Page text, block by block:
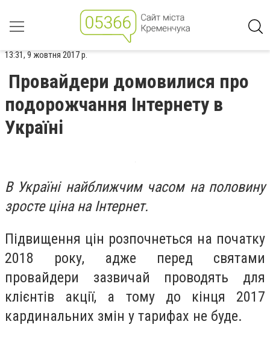
13:31, 9 жовтня 2017 р.
Провайдери домовилися про
подорожчання Інтернету в
Україні
В Україні найближчим часом на половину
зросте ціна на Інтернет.
Підвищення цін розпочнеться на початку
2018 року, адже перед святами
провайдери зазвичай проводять для
клієнтів акції, а тому до кінця 2017
кардинальних змін у тарифах не буде.